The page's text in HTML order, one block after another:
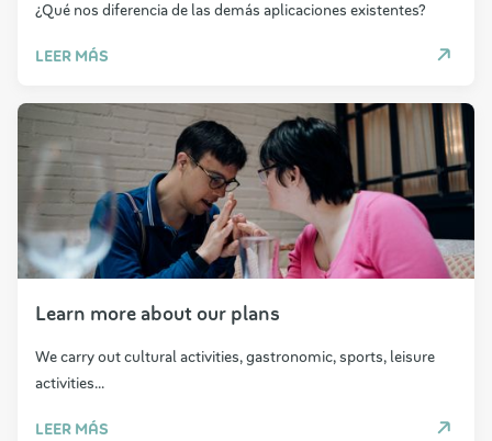
¿Qué nos diferencia de las demás aplicaciones existentes?
LEER MÁS
Learn more about our plans
We carry out cultural activities, gastronomic, sports, leisure
activities...
LEER MÁS